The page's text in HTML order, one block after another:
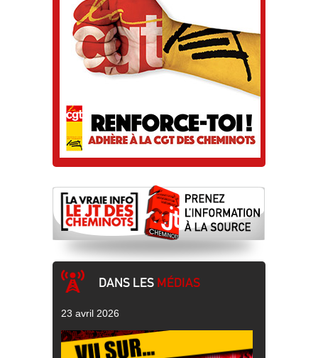
DANS LES MÉDIAS
23 avril 2026